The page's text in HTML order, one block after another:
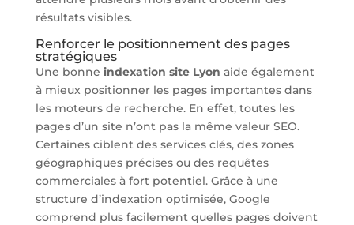
résultats visibles.
Renforcer le positionnement des pages
stratégiques
Une bonne indexation site Lyon aide également
à mieux positionner les pages importantes dans
les moteurs de recherche. En effet, toutes les
pages d’un site n’ont pas la même valeur SEO.
Certaines ciblent des services clés, des zones
géographiques précises ou des requêtes
commerciales à fort potentiel. Grâce à une
structure d’indexation optimisée, Google
comprend plus facilement quelles pages doivent